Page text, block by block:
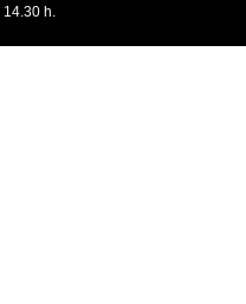
14.30 h.